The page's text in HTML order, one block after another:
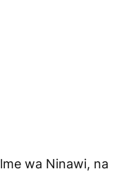
wa Ninawi, na